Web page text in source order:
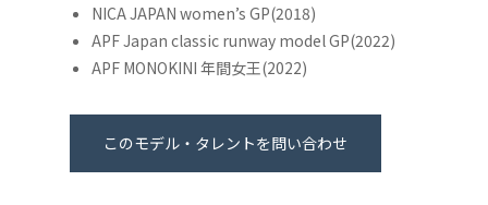
NICA JAPAN women’s GP(2018)
APF Japan classic runway model GP(2022)
APF MONOKINI 年間女王(2022)
このモデル・タレントを問い合わせ